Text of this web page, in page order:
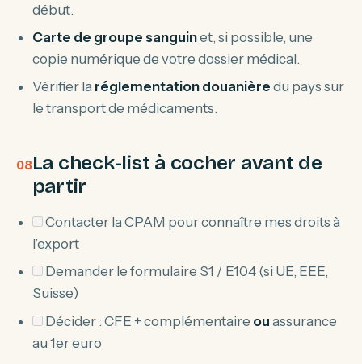
début.
Carte de groupe sanguinet, si possible, une
copie numérique de votre dossier médical.
Vérifier la réglementation douanière du pays sur
le transport de médicaments.
La check-list à cocher avant de
partir
Contacter la CPAM pour connaître mes droits à
l’export
Demander le formulaire S1 / E104 (si UE, EEE,
Suisse)
Décider : CFE + complémentaire ou assurance
au 1er euro